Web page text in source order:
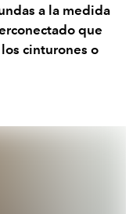
a la medida
que
cinturones o